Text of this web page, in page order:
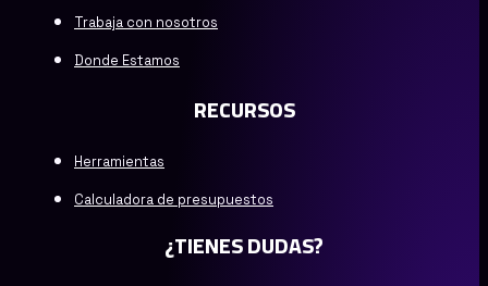
Trabaja con nosotros
Donde Estamos
RECURSOS
Herramientas
Calculadora de presupuestos
¿TIENES DUDAS?